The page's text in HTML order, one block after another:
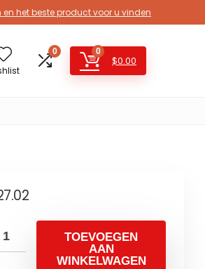
en het beste product voor u vinden
0 0
$0.00
TOEVOEGEN
AAN
WINKELWAGEN